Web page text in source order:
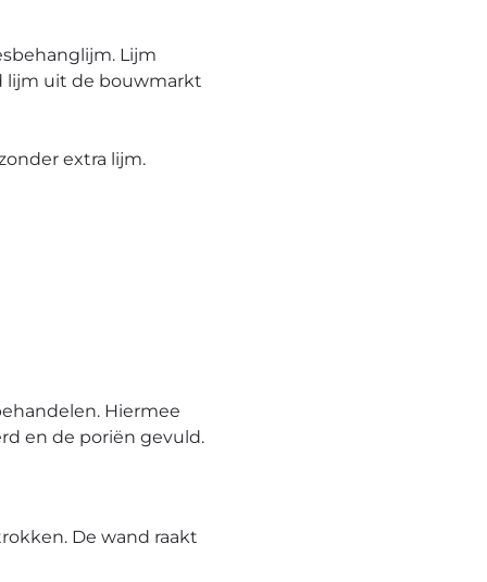
Lijm
lijm uit de bouwmarkt
extra lijm.
Hiermee
en de poriën gevuld.
De wand raakt